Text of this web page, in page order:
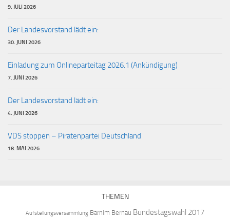
9. JULI 2026
Der Landesvorstand lädt ein:
30. JUNI 2026
Einladung zum Onlineparteitag 2026.1 (Ankündigung)
7. JUNI 2026
Der Landesvorstand lädt ein:
4. JUNI 2026
VDS stoppen – Piratenpartei Deutschland
18. MAI 2026
THEMEN
Aufstellungsversammlung Barnim Bernau Bundestagswahl 2017